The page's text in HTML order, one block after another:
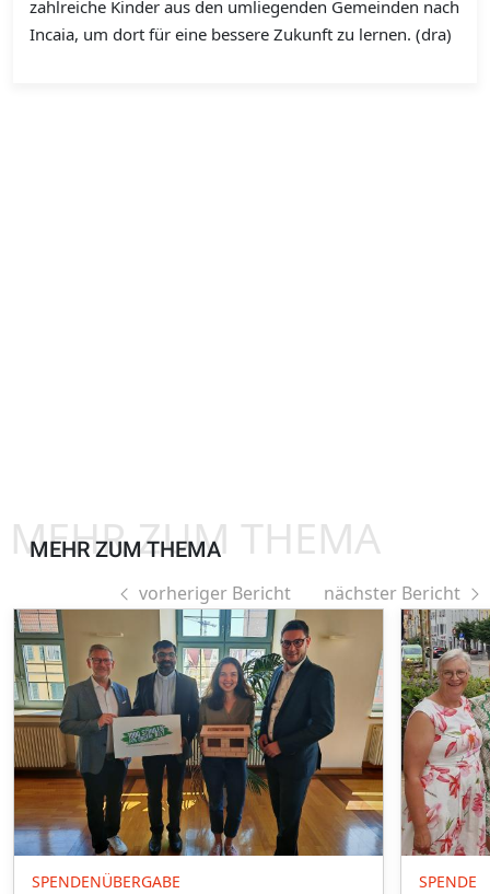
zahlreiche Kinder aus den umliegenden Gemeinden nach
Incaia, um dort für eine bessere Zukunft zu lernen. (dra)
MEHR ZUM THEMA
MEHR ZUM THEMA
vorheriger Bericht nächster Bericht
SPENDENÜBERGABE SPENDE